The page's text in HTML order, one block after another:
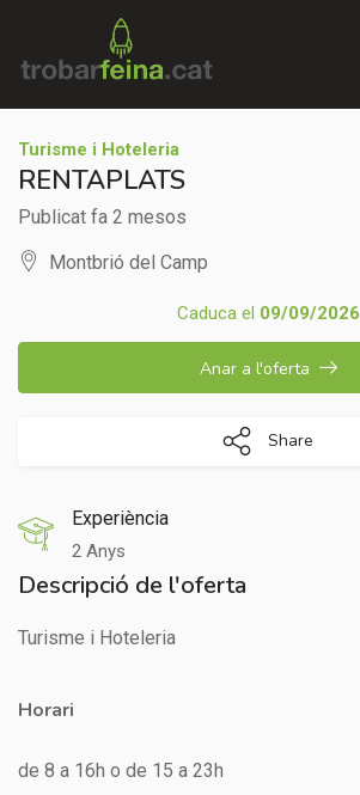
Turisme i Hoteleria
RENTAPLATS
Publicat fa 2 mesos
Montbrió del Camp
Caduca el 09/09/2026
Anar a l'oferta
Share
Experiència
2 Anys
Descripció de l'oferta
Turisme i Hoteleria
Horari
de 8 a 16h o de 15 a 23h